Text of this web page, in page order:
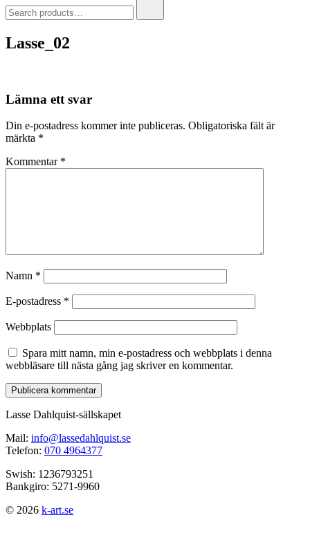
for:
Lasse_02
Lämna ett svar
Din e-postadress kommer inte publiceras. Obligatoriska fält är
märkta *
Kommentar *
Namn *
E-postadress *
Webbplats
Spara mitt namn, min e-postadress och webbplats i denna
webbläsare till nästa gång jag skriver en kommentar.
Lasse Dahlquist-sällskapet
Mail: info@lassedahlquist.se
Telefon: 070 4964377
Swish: 1236793251
Bankgiro: 5271-9960
© 2026 k-art.se